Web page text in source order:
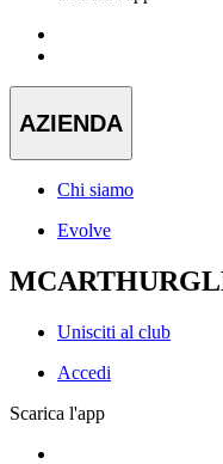
AZIENDA
Chi siamo
Evolve
Unisciti al club
Accedi
Scarica l'app